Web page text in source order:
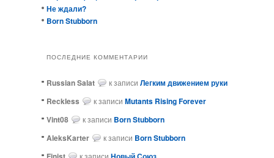
Не ждали?
Born Stubborn
ПОСЛЕДНИЕ КОММЕНТАРИИ
Russian Salat к записи Легким движением руки
ReckIess
к записи Mutants Rising Forever
Vint08
к записи Born Stubborn
AleksKarter
к записи Born Stubborn
к записи